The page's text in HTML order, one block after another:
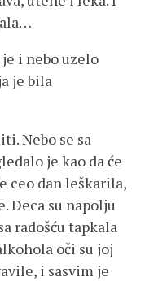
i nebo uzelo
je bila
Nebo se sa
je kao da će
ceo dan leškarila,
Deca su napolju
radošću tapkala
oči su joj
i sasvim je